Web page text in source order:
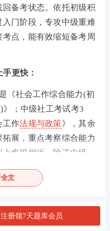
备考状态。依托初级积
门阶段，专攻中级重难
点，能有效缩短备考周
更快：
《社会工作综合能力(初
；中级社工考试考3
工作法规与政策 》，其余
展，重点考察综合能力
也很相近，除了中级
，另外两科和初级一
的考生能快速适应，不
文
册领7天题库会员